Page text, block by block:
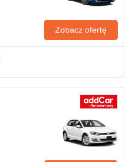
Zobacz ofertę